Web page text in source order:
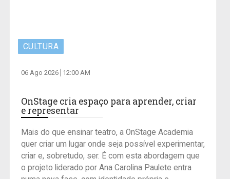
CULTURA
06 Ago 2026 12:00 AM
OnStage cria espaço para aprender, criar
e representar
Mais do que ensinar teatro, a OnStage Academia
quer criar um lugar onde seja possível experimentar,
criar e, sobretudo, ser. É com esta abordagem que
o projeto liderado por Ana Carolina Paulete entra